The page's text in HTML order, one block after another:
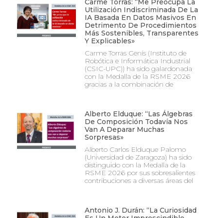
Carme Torras: “Me Preocupa La
Utilización Indiscriminada De La
IA Basada En Datos Masivos En
Detrimento De Procedimientos
Más Sostenibles, Transparentes
Y Explicables»
Carme Torras Genís (Instituto de
Robótica e Informática Industrial
(CSIC-UPC)) ha sido galardonada
con la Medalla de la RSME 2026
gracias a la combinación de
Alberto Elduque: “Las Álgebras
De Composición Todavía Nos
Van A Deparar Muchas
Sorpresas»
Alberto Carlos Elduque Palomo
(Universidad de Zaragoza) ha sido
distinguido con la Medalla de la
RSME 2026 por sus sobresalientes
contribuciones a diversas áreas del
Antonio J. Durán: “La Curiosidad